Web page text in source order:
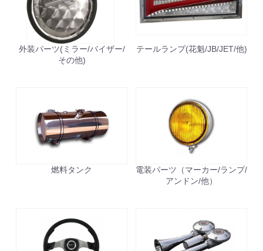
外装パーツ(ミラー/バイザー/
その他)
テールランプ(花魁/JB/JET/他)
燃料タンク
電装パーツ（マーカー/ランプ/
アンドン/他）